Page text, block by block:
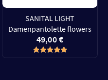
SANITAL LIGHT
Damenpantolette flowers
49,00 €